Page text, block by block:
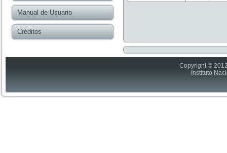
Manual de Usuario
Créditos
Copyright ©
Instituto